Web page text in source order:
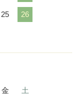
25 26
金
土